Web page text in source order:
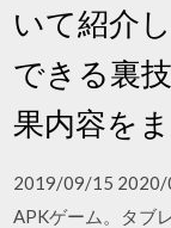
いて紹介
できる裏
果内容を
2019/09/15 2020/
APKゲーム。タブ